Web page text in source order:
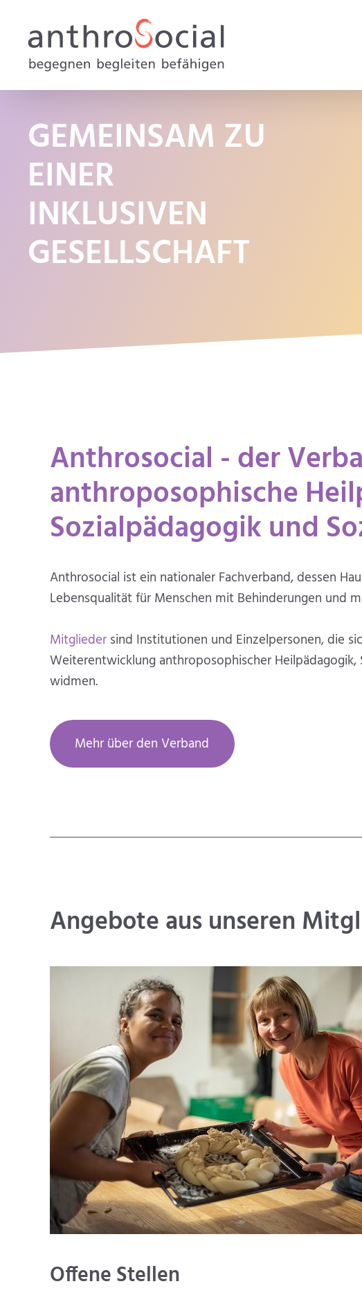
GEMEINSAM ZU
EINER
INKLUSIVEN
GESELLSCHAFT
Anthrosocial ­- ­der
anthroposo­phische
Sozialpädagog­ik und
Anthrosocial ist ein nationaler Fachverband, dessen
Lebensqualität für Menschen mit Behinderungen und
Mitglieder sind Institutionen und Einzelpersonen, die
Weiterentwicklung anthroposophischer Heilpädagogik,
widmen.
Mehr über den Verband
Angebote ­aus unseren
Offene Stellen